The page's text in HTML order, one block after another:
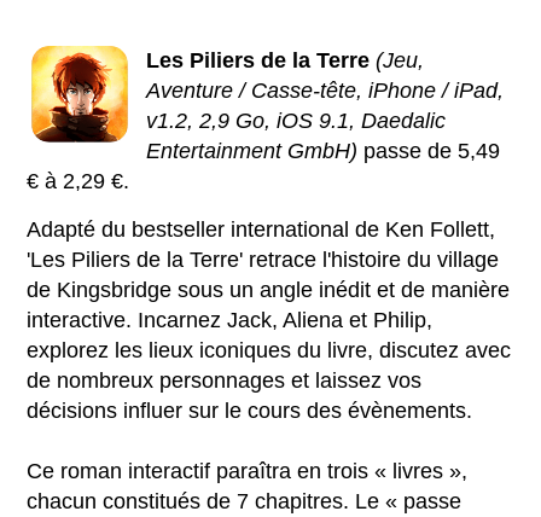
Les Piliers de la Terre (Jeu,
Aventure / Casse-tête, iPhone / iPad,
v1.2, 2,9 Go, iOS 9.1, Daedalic
Entertainment GmbH) passe de 5,49
€ à 2,29 €.
Adapté du bestseller international de Ken Follett,
'Les Piliers de la Terre' retrace l'histoire du village
de Kingsbridge sous un angle inédit et de manière
interactive. Incarnez Jack, Aliena et Philip,
explorez les lieux iconiques du livre, discutez avec
de nombreux personnages et laissez vos
décisions influer sur le cours des évènements.
Ce roman interactif paraîtra en trois « livres »,
chacun constitués de 7 chapitres. Le « passe